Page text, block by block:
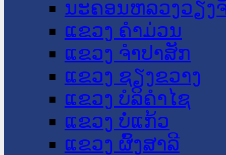
ນະ​ຄອນ​ຫລວງວຽງ
ແຂວງ ຄໍາມ່ວນ
ແຂວງ ຈໍາປາສັກ
ແຂວງ ຊຽງຂວາງ
ແຂວງ ບໍລິຄໍາໄຊ
ແຂວງ ບໍ່ແກ້ວ
ແຂວງ ຜົ້ງສາລີ